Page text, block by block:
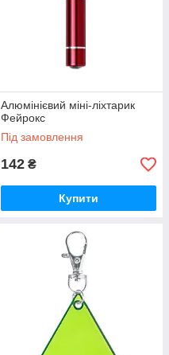
Алюмінієвий міні-ліхтарик
Фейрокс
Під замовлення
142 ₴
Купити